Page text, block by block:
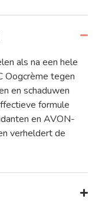
als na een hele
Oogcrème tegen
en schaduwen
formule
en AVON-
verheldert de